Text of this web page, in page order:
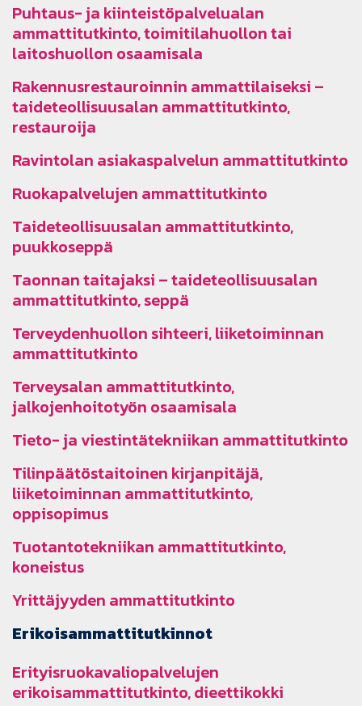
Puhtaus- ja kiinteistöpalvelualan
ammattitutkinto, toimitilahuollon tai
laitoshuollon osaamisala
Rakennusrestauroinnin ammattilaiseksi –
taideteollisuusalan ammattitutkinto,
restauroija
Ravintolan asiakaspalvelun ammattitutkinto
Ruokapalvelujen ammattitutkinto
Taideteollisuusalan ammattitutkinto,
puukkoseppä
Taonnan taitajaksi – taideteollisuusalan
ammattitutkinto, seppä
Terveydenhuollon sihteeri, liiketoiminnan
ammattitutkinto
Terveysalan ammattitutkinto,
jalkojenhoitotyön osaamisala
Tieto- ja viestintätekniikan ammattitutkinto
Tilinpäätöstaitoinen kirjanpitäjä,
liiketoiminnan ammattitutkinto,
oppisopimus
Tuotantotekniikan ammattitutkinto,
koneistus
Yrittäjyyden ammattitutkinto
Erikoisammattitutkinnot
Erityisruokavaliopalvelujen
erikoisammattitutkinto, dieettikokki